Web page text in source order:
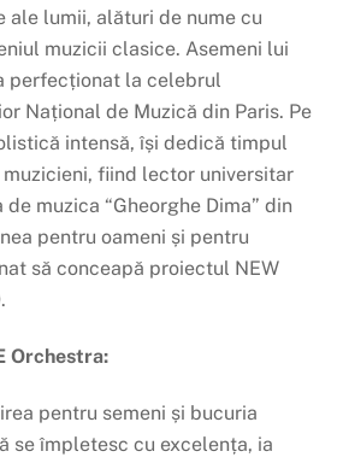
ale lumii, alături de nume cu
muzicii clasice. Asemeni lui
perfecționat la celebrul
Național de Muzică din Paris. Pe
intensă, își dedică timpul
fiind lector universitar
muzica “Gheorghe Dima” din
pentru oameni și pentru
să conceapă proiectul NEW
Orchestra:
pentru semeni și bucuria
se împletesc cu excelența, ia